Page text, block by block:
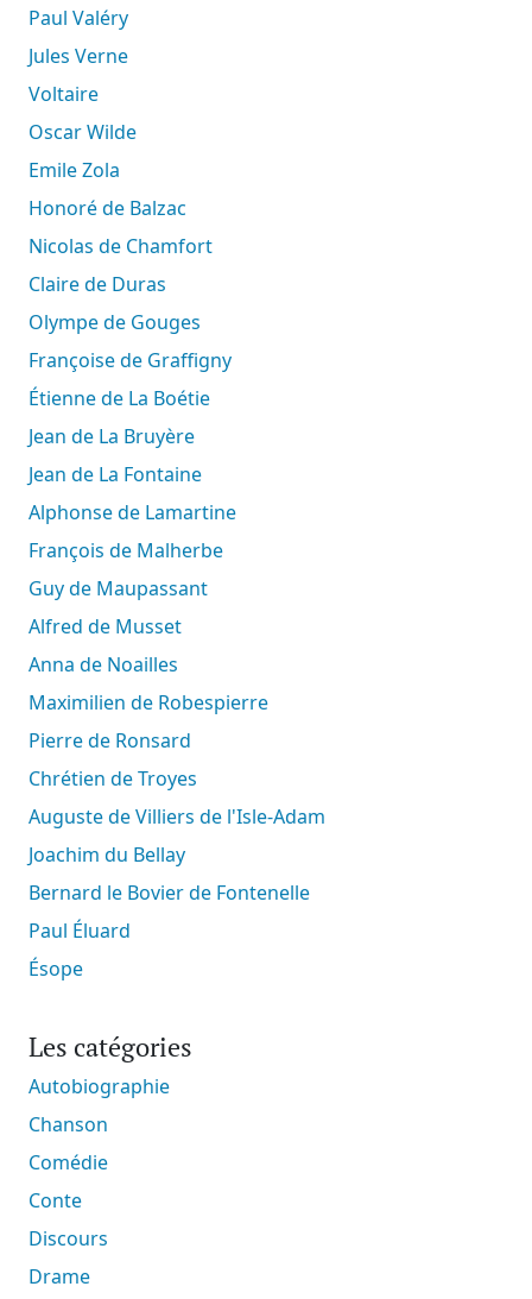
Paul Valéry
Jules Verne
Voltaire
Oscar Wilde
Emile Zola
Honoré de Balzac
Nicolas de Chamfort
Claire de Duras
Olympe de Gouges
Françoise de Graffigny
Étienne de La Boétie
Jean de La Bruyère
Jean de La Fontaine
Alphonse de Lamartine
François de Malherbe
Guy de Maupassant
Alfred de Musset
Anna de Noailles
Maximilien de Robespierre
Pierre de Ronsard
Chrétien de Troyes
Auguste de Villiers de l'Isle-Adam
Joachim du Bellay
Bernard le Bovier de Fontenelle
Paul Éluard
Ésope
Les catégories
Autobiographie
Chanson
Comédie
Conte
Discours
Drame